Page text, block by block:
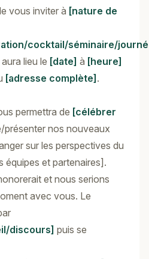
vous inviter à [nature de
cocktail/séminaire/
lieu le [date] à [heure]
[adresse complète] .
permettra de [célébrer
présenter nos nouveaux
sur les perspectives du
équipes et partenaires].
et nous serions
avec vous. Le
discours] puis se